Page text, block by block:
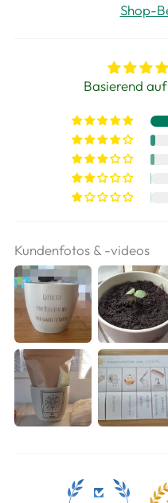
Shop-
Basierend
Kundenfotos & -videos